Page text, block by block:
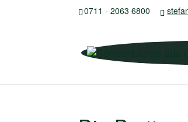
0711 - 2063 6800